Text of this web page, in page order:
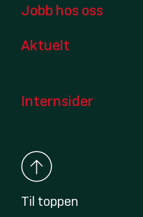
Jobb hos oss
Aktuelt
Internsider
Til toppen